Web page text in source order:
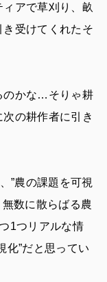
アで草刈り、畝
受けてくれたそ
のかな…そりゃ耕
の耕作者に引き
”農の課題を可視
数に散らばる農
1つリアルな情
化”だと思ってい